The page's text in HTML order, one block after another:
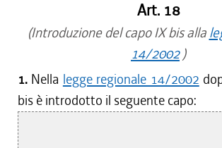
Art. 18
(Introduzione del capo IX bis alla
14/2002)
1. Nella legge regionale 14/2002
bis è introdotto il seguente capo: